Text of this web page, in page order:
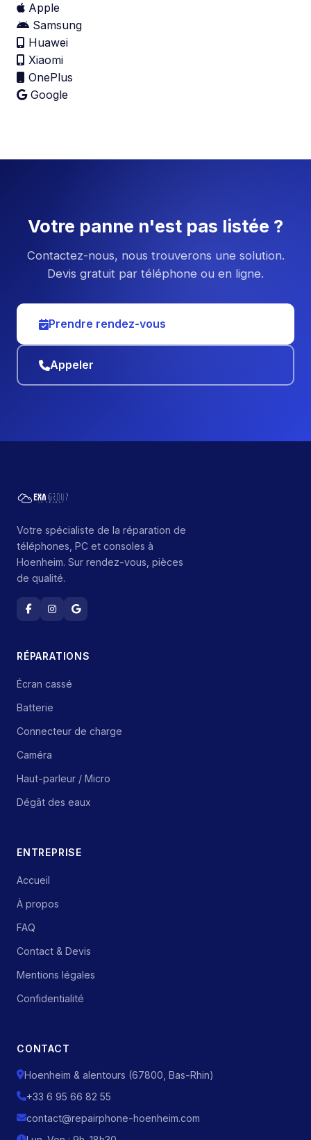
Apple
Samsung
Huawei
Xiaomi
OnePlus
Google
Votre panne n'est pas listée ?
Contactez-nous, nous trouverons une solution.
Devis gratuit par téléphone ou en ligne.
Prendre rendez-vous
Appeler
Votre spécialiste de la réparation de
téléphones, PC et consoles à
Hoenheim. Sur rendez-vous, pièces
de qualité.
RÉPARATIONS
Écran cassé
Batterie
Connecteur de charge
Caméra
Haut-parleur / Micro
Dégât des eaux
ENTREPRISE
Accueil
À propos
FAQ
Contact & Devis
Mentions légales
Confidentialité
CONTACT
Hoenheim & alentours (67800, Bas-Rhin)
+33 6 95 66 82 55
contact@repairphone-hoenheim.com